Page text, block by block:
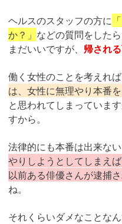
ヘルスのスタッフの方に
か？」 などの質問をした
まだいいですが、 帰され
働く女性のことを考えれば
は、女性に無理やり本番
と思われてしまっていま
すから。
法律的にも本番は出来な
やりしようとしてしまえ
以前ある俳優さんが逮捕
ね。
それくらいダメなことなん